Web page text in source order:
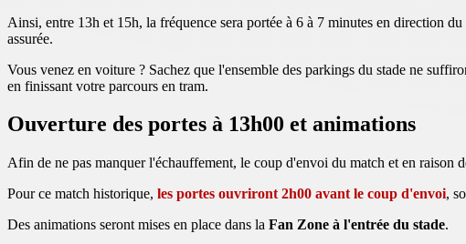
Ainsi, entre 13h et 15h, la fréquence sera portée à 6 à 7 minutes en direction
assurée.
Vous venez en voiture ? Sachez que l'ensemble des parkings du stade ne
en finissant votre parcours en tram.
Ouverture des portes à 13h00 et animations
Afin de ne pas manquer l'échauffement, le coup d'envoi du match et en raison
Pour ce match historique, les portes ouvriront 2h00 avant le coup d'envoi,
Des animations seront mises en place dans la Fan Zone à l'entrée du stade.